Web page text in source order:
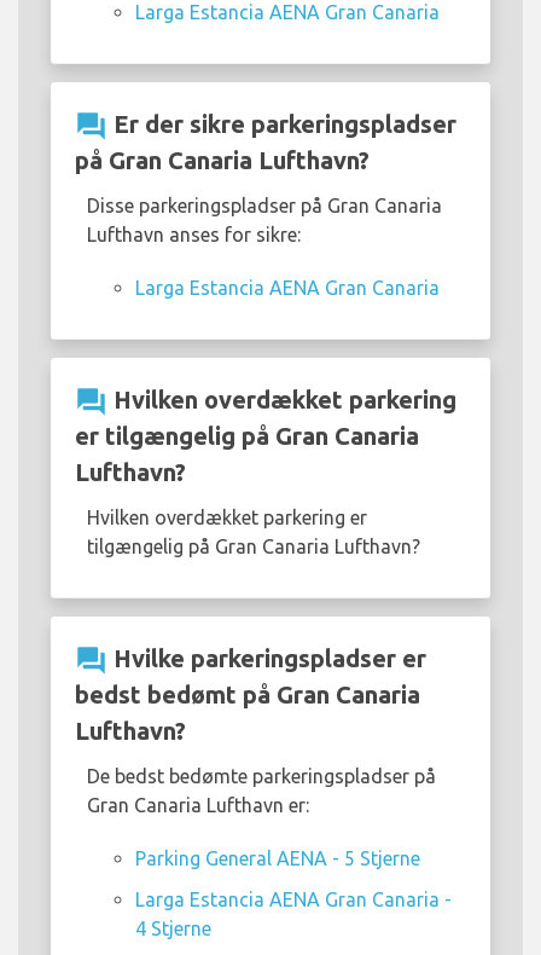
Larga Estancia AENA Gran Canaria
question_answer Er der sikre parkeringspladser
på Gran Canaria Lufthavn?
Disse parkeringspladser på Gran Canaria
Lufthavn anses for sikre:
Larga Estancia AENA Gran Canaria
question_answer Hvilken overdækket parkering
er tilgængelig på Gran Canaria
Lufthavn?
Hvilken overdækket parkering er
tilgængelig på Gran Canaria Lufthavn?
question_answer Hvilke parkeringspladser er
bedst bedømt på Gran Canaria
Lufthavn?
De bedst bedømte parkeringspladser på
Gran Canaria Lufthavn er:
Parking General AENA - 5 Stjerne
Larga Estancia AENA Gran Canaria -
4 Stjerne